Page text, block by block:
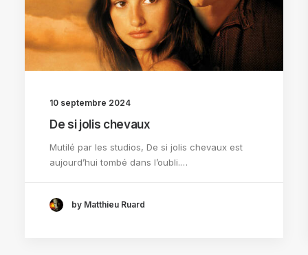
10 septembre 2024
De si jolis chevaux
Mutilé par les studios, De si jolis chevaux est
aujourd’hui tombé dans l’oubli.…
by Matthieu Ruard